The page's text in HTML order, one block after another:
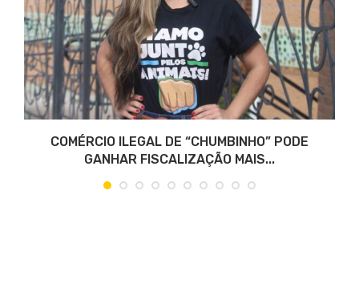
COMÉRCIO ILEGAL DE “CHUMBINHO” PODE
GANHAR FISCALIZAÇÃO MAIS...